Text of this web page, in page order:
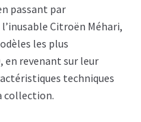
passant par
Citroën Méhari,
les plus
en revenant sur leur
techniques
collection.